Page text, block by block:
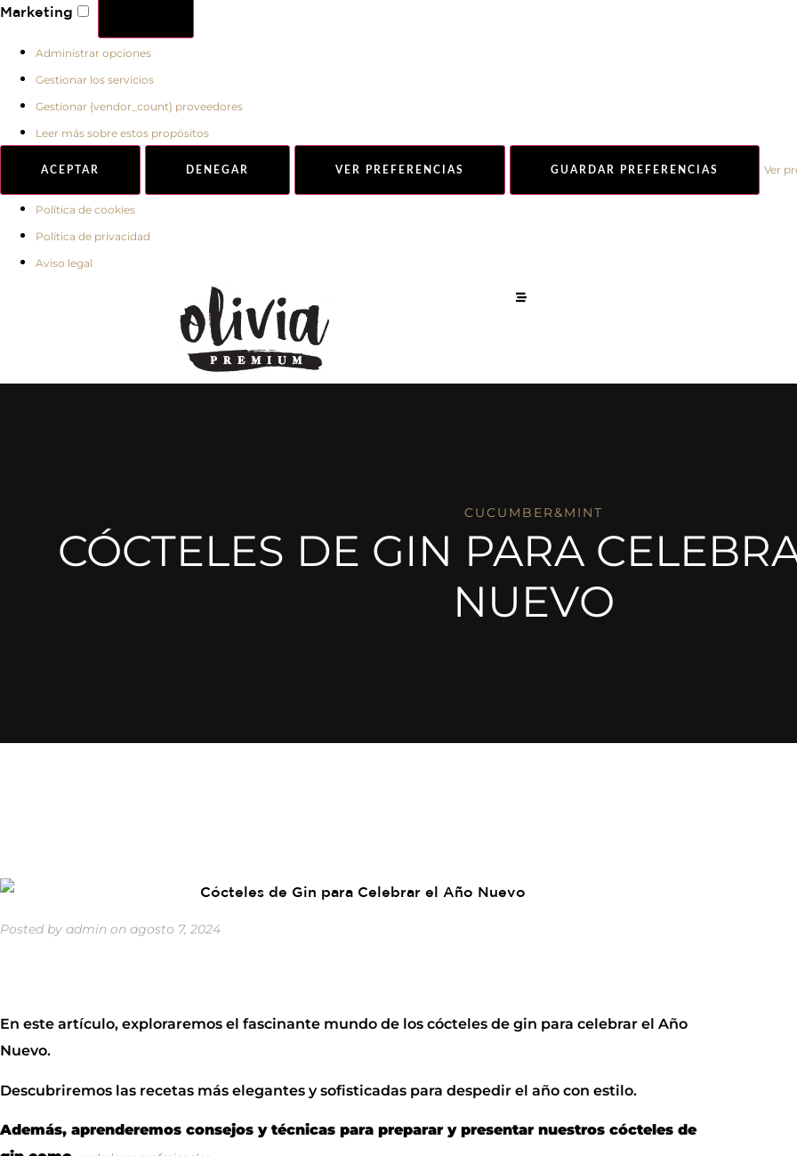
Marketing
Administrar opciones
Gestionar los servicios
Gestionar {vendor_count} proveedores
Leer más sobre estos propósitos
ACEPTAR DENEGAR VER PREFERENCIAS GUARDAR PREFERENCIAS Ver
Política de cookies
Política de privacidad
Aviso legal
CUCUMBER&MINT
CÓCTELES DE GIN PARA
NUEVO
Posted by admin on agosto 7, 2024
En este artículo, exploraremos el fascinante mundo de los cócteles de gin para celebrar el Año
Nuevo.
Descubriremos las recetas más elegantes y sofisticadas para despedir el año con estilo.
Además, aprenderemos consejos y técnicas para preparar y presentar nuestros cócteles de